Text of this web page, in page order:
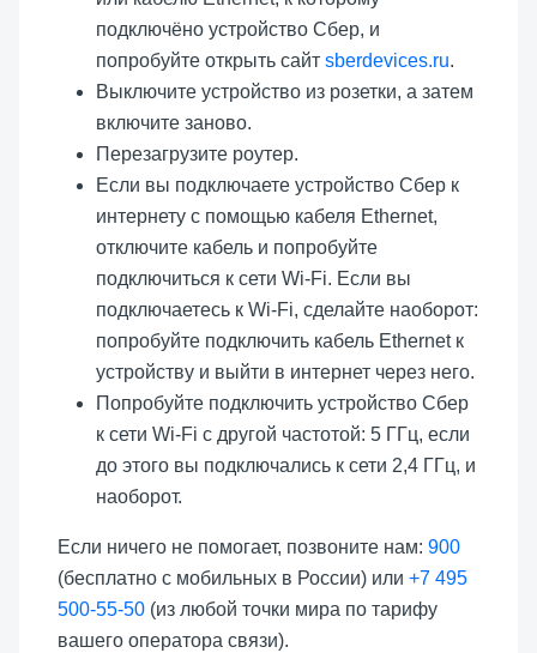
подключёно устройство Сбер, и
попробуйте открыть сайт sberdevices.ru.
Выключите устройство из розетки, а затем
включите заново.
Перезагрузите роутер.
Если вы подключаете устройство Сбер к
интернету с помощью кабеля Ethernet,
отключите кабель и попробуйте
подключиться к сети Wi-Fi. Если вы
подключаетесь к Wi-Fi, сделайте наоборот:
попробуйте подключить кабель Ethernet к
устройству и выйти в интернет через него.
Попробуйте подключить устройство Сбер
к сети Wi-Fi с другой частотой: 5 ГГц, если
до этого вы подключались к сети 2,4 ГГц, и
наоборот.
Если ничего не помогает, позвоните нам: 900
(бесплатно с мобильных в России) или +7 495
500-55-50 (из любой точки мира по тарифу
вашего оператора связи).